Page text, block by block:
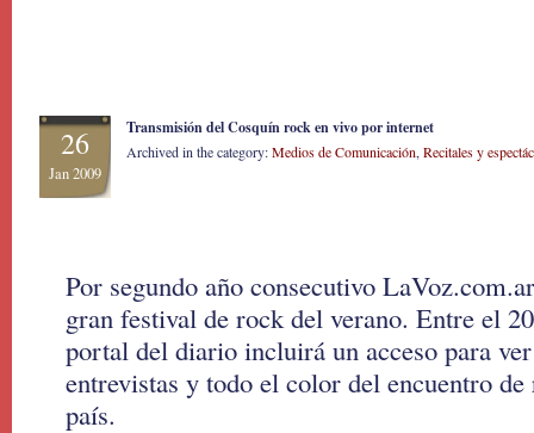
26
Jan 2009
Transmisión del Cosquín rock en vivo por internet
Archived in the category:Medios de Comunicación, Recitales y
Por segundo año consecutivo
gran festival de rock del verano. Entre el
portal del diario incluirá un acceso para
entrevistas y todo el color del encuentro
país.